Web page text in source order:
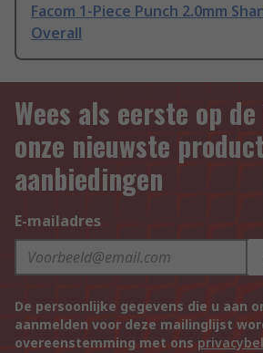
Facom 1-Piece Punch 2.0mm
Overall
Wees als eerste op
onze nieuwste
aanbiedingen
E-mailadres
De persoonlijke gegevens die u aan
aanmelden voor deze mailinglijst
overeenstemming met ons